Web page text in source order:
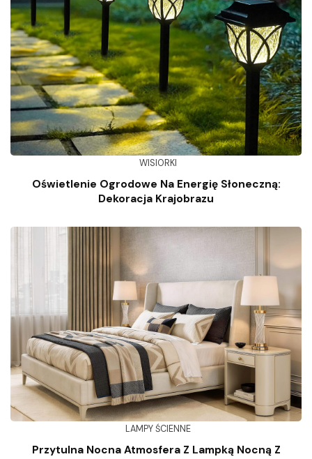
WISIORKI
Oświetlenie Ogrodowe Na Energię Słoneczną:
Dekoracja Krajobrazu
LAMPY ŚCIENNE
Przytulna Nocna Atmosfera Z Lampką Nocną Z